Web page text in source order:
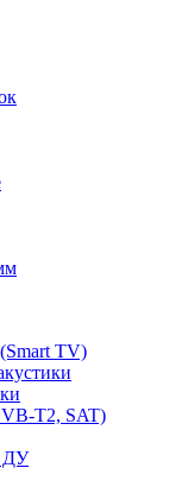
TV)
T2, SAT)
ДУ